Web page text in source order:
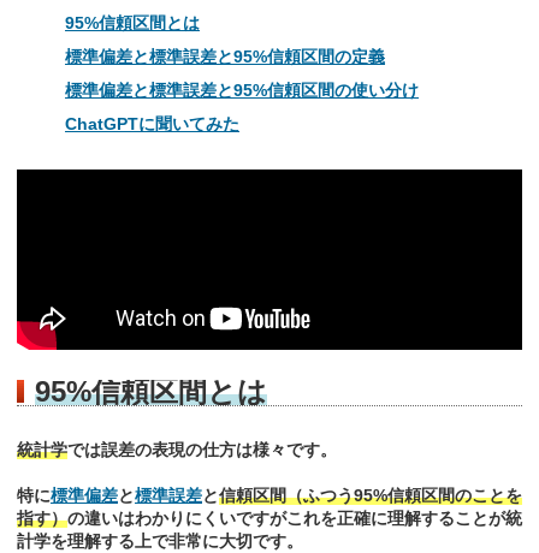
95%信頼区間とは
標準偏差と標準誤差と95%信頼区間の定義
標準偏差と標準誤差と95%信頼区間の使い分け
ChatGPTに聞いてみた
95%信頼区間とは
統計学では誤差の表現の仕方は様々です。
特に標準偏差と標準誤差と信頼区間（ふつう95%信頼区間のことを
指す）の違いはわかりにくいですがこれを正確に理解することが統
計学を理解する上で非常に大切です。